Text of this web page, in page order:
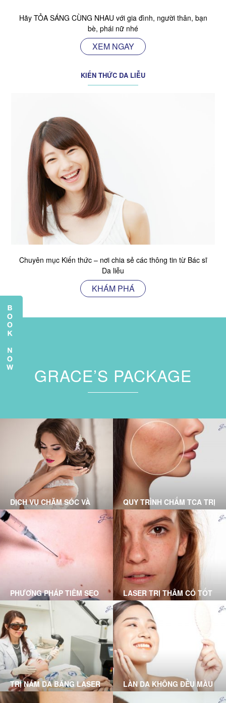
Hãy TỎA SÁNG CÙNG NHAU với gia đình, người thân, bạn
bè, phái nữ nhé
XEM NGAY
KIẾN THỨC DA LIỄU
Chuyên mục Kiến thức – nơi chia sẻ các thông tin từ Bác sĩ
Da liễu
KHÁM PHÁ
GRACE’S PACKAGE
DỊCH VỤ CHĂM SÓC VÀ
ĐIỀU TRỊ TẠI PHÒNG
KHÁM DA LIỄU GRACE
SKINCARE CLINIC
QUY TRÌNH CHẤM TCA TRỊ
SẸO RỖ CHUẨN Y KHOA
TẠI GRACE SKINCARE
CLINIC
PHƯƠNG PHÁP TIÊM SẸO
LỒI DO BÁC SĨ DA LIỄU
THỰC HIỆN
LASER TRỊ THÂM CÓ TỐT
KHÔNG? DƯỚI ĐÂY LÀ
LỜI GIẢI ĐÁP DÀNH CHO
BẠN
TRỊ NÁM DA BẰNG LASER
TẠI PHÒNG KHÁM GRACE
LÀN DA KHÔNG ĐỀU MÀU
VÀ GIẢI PHÁP TỪ BÁC SĨ